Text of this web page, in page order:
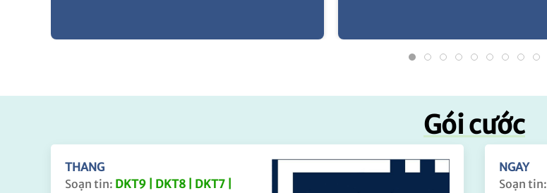
Gói cước
THANG
Soạn tin: DKT9 | DKT8 | DKT7 |
NGAY
Soạn tin: